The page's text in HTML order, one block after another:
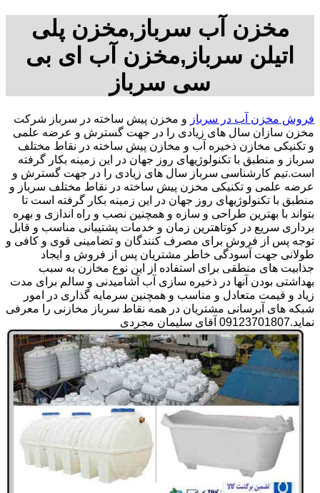
مخزن آب سرباز,مخزن پلی
اتیلن سرباز,مخزن آب ای بی
سی سرباز
فروش مخزن آب در سرباز و مخزن پیش ساخته در سرباز شرکت
مخزن سازان سال های زیادی را در جهت گسترش و عرضه علمی
و تکنیکی مخازن ذخیره آب و مخازن پیش ساخته در نقاط مختلف
سرباز و منطبق با تکنولوژیهای روز جهان در این زمینه بکار گرفته
است.تیم کارشناسی سرباز سال های زیادی را در جهت گسترش و
عرضه علمی و تکنیکی مخزن پیش ساخته در نقاط مختلف سرباز و
منطبق با تکنولوژیهای روز جهان در این زمینه بکار گرفته است تا
بتواند با بهترین طراحی و سازه و همچنین نصب و راه اندازی و بهره
برداری سریع در کوتاهترین زمان و خدمات پشتیبانی مناسب و قابل
توجه پس از فروش برای مصرف کنندگان و تضامینی قوی و کافی و
طولانی جهت آسودگی خاطر مشتریان پس از فروش و ایجاد
جذابیت های منطقی برای استفاده از این نوع مخازن به سبب
بهداشتی بودن آنها در ذخیره سازی آب آشامیدنی و سالم برای مدت
زیاد و قیمت متعادل و مناسب و همچنین سرمایه گذاری در امور
شبکه های آبرسانی مشتریان در همه نقاط سرباز مخازنی را معرفی
نماید.09123701807 آقای سلیمان مجردی